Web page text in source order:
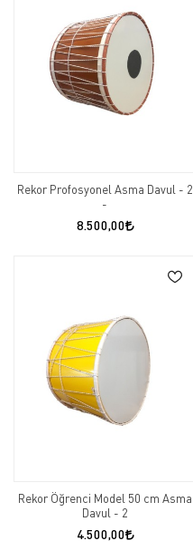
Rekor Profosyonel Asma Davul - 2
-
8.500,00
Rekor Öğrenci Model 50 cm Asma
Davul - 2
4.500,00